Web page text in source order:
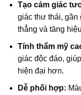
Tạo cảm giác
giác thư thái, gần
thẳng và tăng
Tính thẩm mỹ
giác độc đáo,
hiện đại hơn.
Dễ phối hợp: